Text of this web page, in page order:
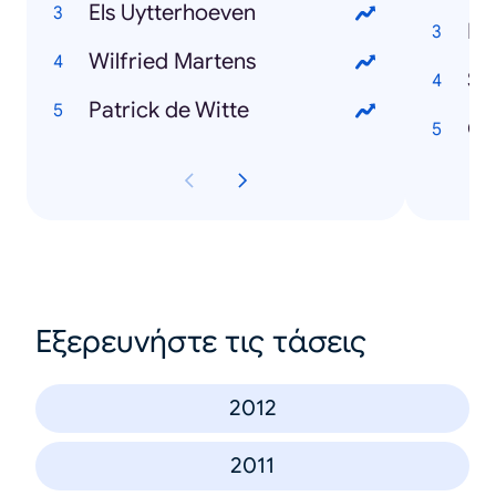
Els Uytterhoeven
Wilfried Martens
Patrick de Witte
Εξερευνήστε τις τάσεις
2012
2011